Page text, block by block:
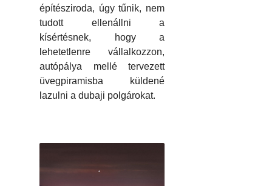
építésziroda, úgy tűnik, nem
tudott ellenállni a
kísértésnek, hogy a
lehetetlenre vállalkozzon,
autópálya mellé tervezett
üvegpiramisba küldené
lazulni a dubaji polgárokat.